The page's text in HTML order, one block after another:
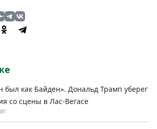
был как Байден». Дональд Трамп уберег
со сцены в Лас-Вегасе